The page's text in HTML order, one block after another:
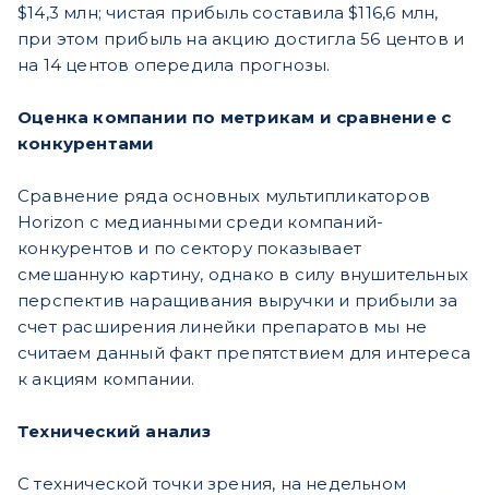
$14,3 млн; чистая прибыль составила $116,6 млн,
при этом прибыль на акцию достигла 56 центов и
на 14 центов опередила прогнозы.
Оценка компании по метрикам и сравнение с
конкурентами
Сравнение ряда основных мультипликаторов
Horizon с медианными среди компаний-
конкурентов и по сектору показывает
смешанную картину, однако в силу внушительных
перспектив наращивания выручки и прибыли за
счет расширения линейки препаратов мы не
считаем данный факт препятствием для интереса
к акциям компании.
Технический анализ
С технической точки зрения, на недельном